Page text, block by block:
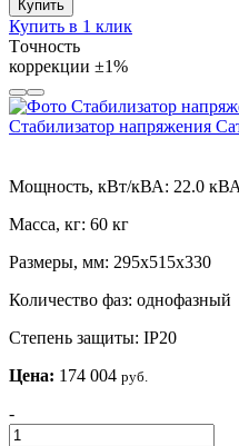
Купить
Купить в 1 клик
Tочность
коррекции ±1%
Стабилизатор напряжения
Мощность, кВт/кВА: 22.0
Масса, кг: 60 кг
Размеры, мм: 295х515х330
Количество фаз: однофазный
Степень защиты: IP20
Цена: 174 004 руб.
-